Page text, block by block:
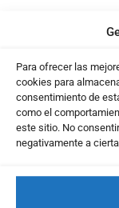
Para ofrecer las
cookies para
consentimiento de
como el
este sitio. No
negativamente a